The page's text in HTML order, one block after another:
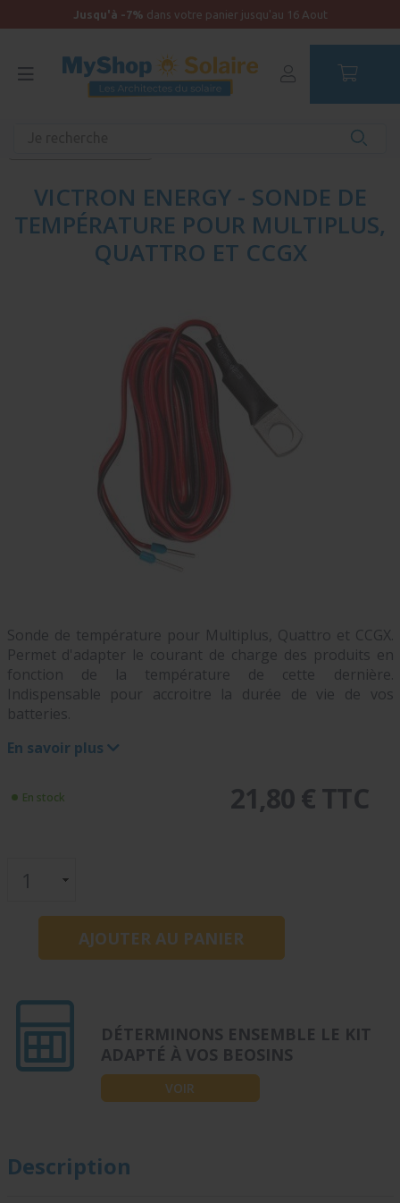
Jusqu'à -7% dans votre panier jusqu'au 16 Aout
VICTRON ENERGY - SONDE DE
TEMPÉRATURE POUR MULTIPLUS,
QUATTRO ET CCGX
Sonde de température pour Multiplus, Quattro et CCGX.
Permet d'adapter le courant de charge des produits en
fonction de la température de cette dernière.
Indispensable pour accroitre la durée de vie de vos
batteries.
En savoir plus
En stock 21,80 € TTC
DÉTERMINONS ENSEMBLE LE KIT
ADAPTÉ À VOS BEOSINS
VOIR
Description